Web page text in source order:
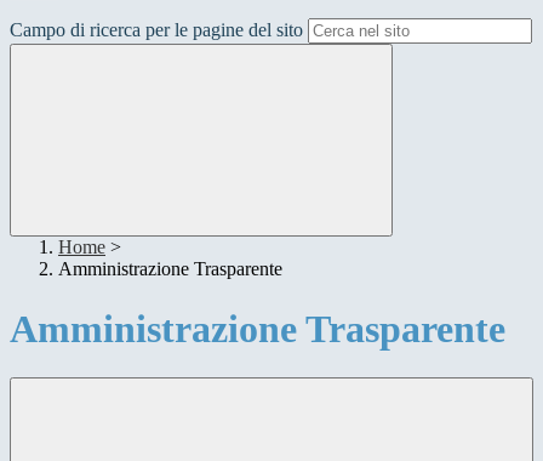
Campo di ricerca per le pagine del sito
Home >
Amministrazione Trasparente
Amministrazione Trasparente